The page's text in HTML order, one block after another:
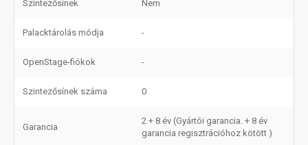
Szintezősínek Nem
Palacktárolás módja -
OpenStage-fiókok -
Szintezősínek száma 0
Garancia
2 + 8 év (Gyártói garancia. + 8 év
garancia regisztrációhoz kötött )